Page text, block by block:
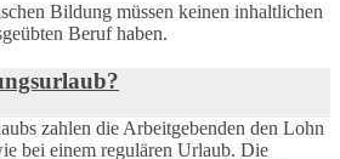
Bildung müssen keinen inhaltlichen
Beruf haben.
zahlen die Arbeitgebenden den Lohn
bei einem regulären Urlaub. Die